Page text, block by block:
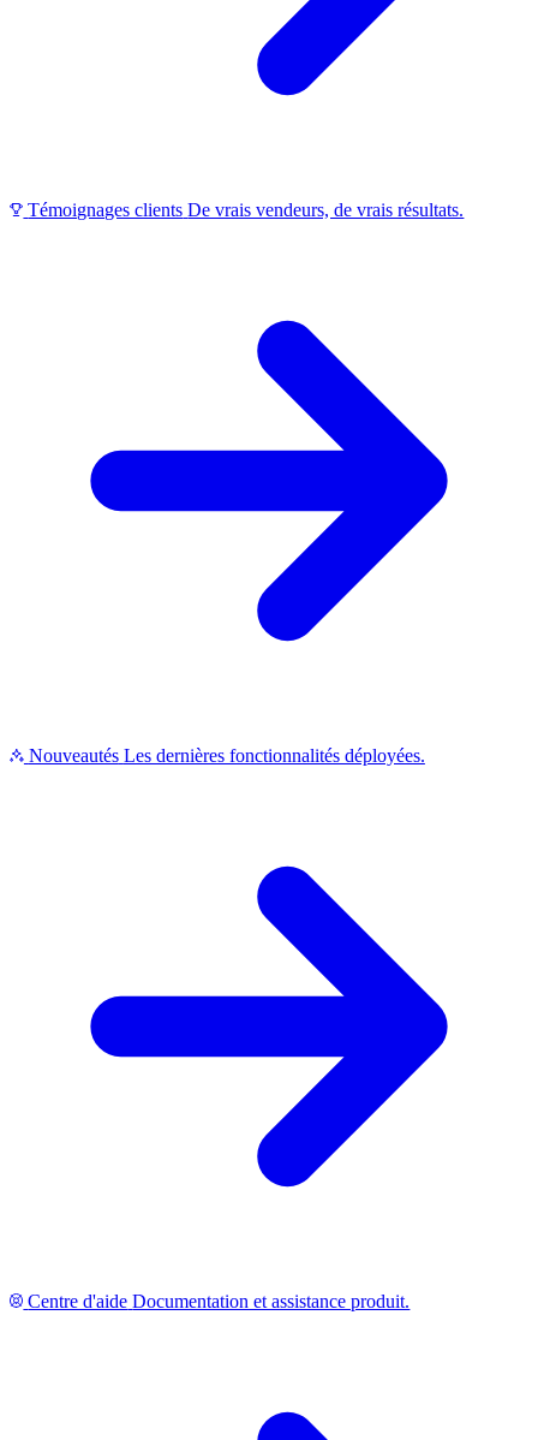
Témoignages clients De vrais vendeurs, de vrais résultats.
Nouveautés Les dernières fonctionnalités déployées.
Centre d'aide Documentation et assistance produit.